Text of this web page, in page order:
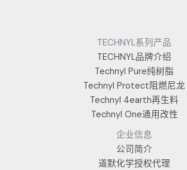
TECHNYL系列产品
TECHNYL品牌介绍
Technyl Pure纯树脂
Technyl Protect阻燃尼龙
Technyl 4earth再生料
Technyl One通用改性
企业信息
公司简介
道默化学授权代理